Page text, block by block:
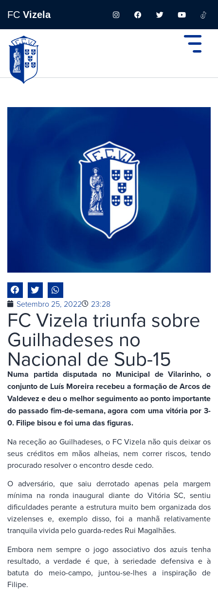
FC Vizela
Setembro 25, 2022 23:28
FC Vizela triunfa sobre
Guilhadeses no
Nacional de Sub-15
Numa partida disputada no Municipal de Vilarinho, o
conjunto de Luís Moreira recebeu a formação de Arcos de
Valdevez e deu o melhor seguimento ao ponto importante
do passado fim-de-semana, agora com uma vitória por 3-
0. Filipe bisou e foi uma das figuras.
Na receção ao Guilhadeses, o FC Vizela não quis deixar os
seus créditos em mãos alheias, nem correr riscos, tendo
procurado resolver o encontro desde cedo.
O adversário, que saiu derrotado apenas pela margem
mínima na ronda inaugural diante do Vitória SC, sentiu
dificuldades perante a estrutura muito bem organizada dos
vizelenses e, exemplo disso, foi a manhã relativamente
tranquila vivida pelo guarda-redes Rui Magalhães.
Embora nem sempre o jogo associativo dos azuis tenha
resultado, a verdade é que, à seriedade defensiva e à
batuta do meio-campo, juntou-se-lhes a inspiração de
Filipe.